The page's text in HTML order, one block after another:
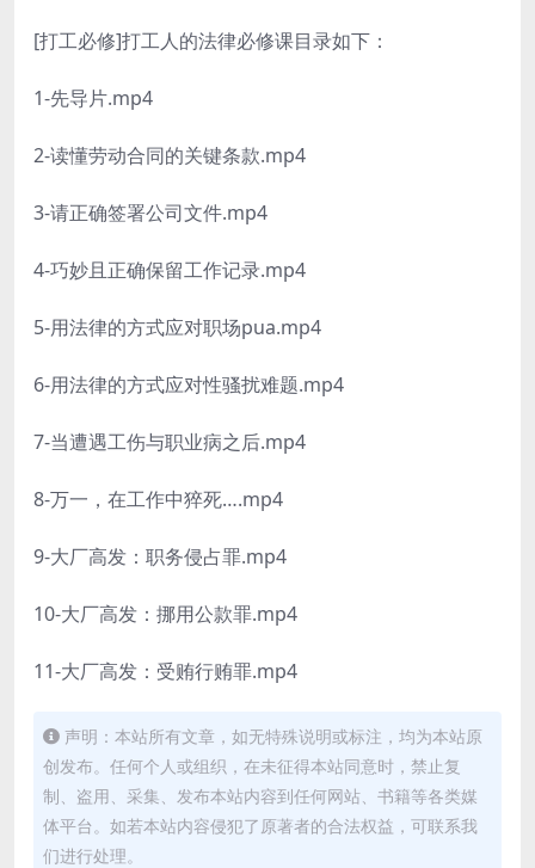
[打工必修]打工人的法律必修课目录如下：
1-先导片.mp4
2-读懂劳动合同的关键条款.mp4
3-请正确签署公司文件.mp4
4-巧妙且正确保留工作记录.mp4
5-用法律的方式应对职场pua.mp4
6-用法律的方式应对性骚扰难题.mp4
7-当遭遇工伤与职业病之后.mp4
8-万一，在工作中猝死….mp4
9-大厂高发：职务侵占罪.mp4
10-大厂高发：挪用公款罪.mp4
11-大厂高发：受贿行贿罪.mp4
声明：本站所有文章，如无特殊说明或标注，均为本站原
创发布。任何个人或组织，在未征得本站同意时，禁止复
制、盗用、采集、发布本站内容到任何网站、书籍等各类媒
体平台。如若本站内容侵犯了原著者的合法权益，可联系我
们进行处理。